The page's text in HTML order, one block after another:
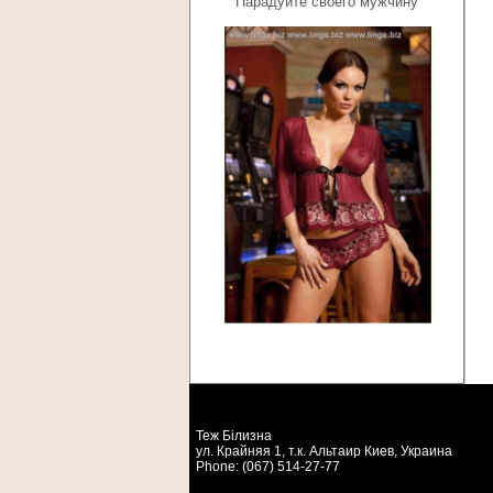
Теж Бiлизна
ул. Крайняя 1, т.к. Альтаир Киев, Украина
Phone: (067) 514-27-77